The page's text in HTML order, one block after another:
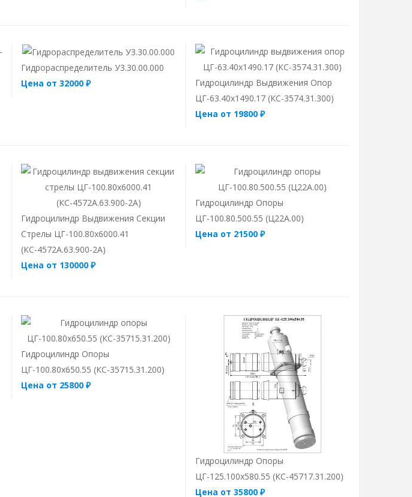
Гидрораспределитель У3.30.00.000
Цена от 32000 ₽
Гидроцилиндр Выдвижения Опор
ЦГ-63.40х1490.17 (КС-3574.31.300)
Цена от 19800 ₽
Гидроцилиндр Выдвижения Секции
Стрелы ЦГ-100.80х6000.41
(КС-4572А.63.900-2А)
Цена от 130000 ₽
Гидроцилиндр Опоры
ЦГ-100.80.500.55 (Ц22А.00)
Цена от 21500 ₽
Гидроцилиндр Опоры
ЦГ-100.80х650.55 (КС-35715.31.200)
Цена от 25800 ₽
Гидроцилиндр Опоры
ЦГ-125.100х580.55 (КС-45717.31.200)
Цена от 35800 ₽